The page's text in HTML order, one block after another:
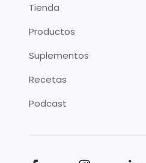
Tienda
Productos
Suplementos
Recetas
Podcast